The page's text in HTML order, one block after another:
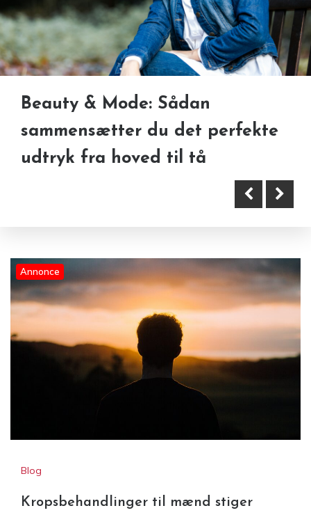
Kropsbehandlinger til mænd
stiger markant — hvad er penis
filler?
Charms gør smykker mere
Beauty & Mode: Sådan
sammensætter du det perfekte
Annonce
Blog
Kropsbehandlinger til mænd stiger